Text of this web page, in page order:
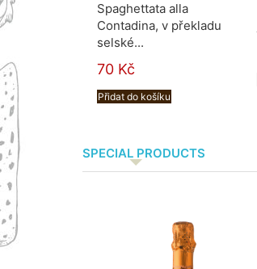
Spaghettata alla
Contadina, v překladu
selské...
70 Kč
Přidat do košíku
SPECIAL PRODUCTS